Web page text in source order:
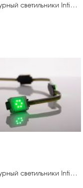
Архитектурный светильники IntiDOT-20.400 IMF6-0,3FC-120CL24
Архитектурный светильники IntiDOT-10.300 IMF6-0,3FC-120CL24